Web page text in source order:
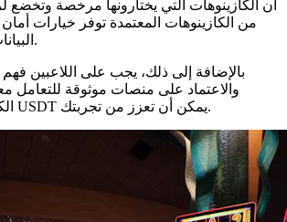
أن الكازينوهات التي يختارونها مرخصة وتخضع
من الكازينوهات المعتمدة توفر خيارات
البيانات وحماية الحسابات.
بالإضافة إلى ذلك، يجب على اللاعبين
الكازينو والمراهنة عبر USDT يمكن أن تعزز من تجربتك.